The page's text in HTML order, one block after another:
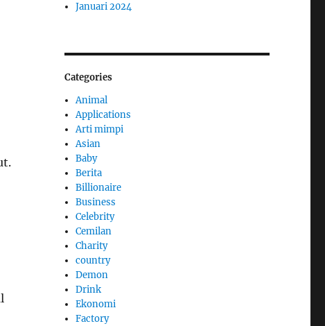
Januari 2024
Categories
Animal
Applications
Arti mimpi
Asian
Baby
Berita
Billionaire
Business
Celebrity
Cemilan
Charity
country
Demon
Drink
Ekonomi
Factory